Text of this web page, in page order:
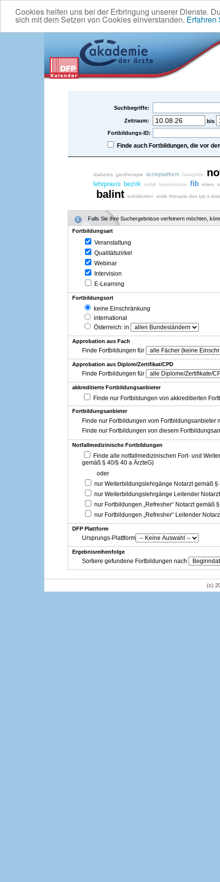
Cookies helfen uns bei der Erbringung unserer Dienste.
sich mit dem Setzen von Cookies einverstanden. Erfahren
Suchbegriffe:
Zeitraum:
bis
Fortbildungs-ID:
Finde auch Fortbildungen, die vor
diabetes gentherapie ärzteplattform hämophilie
lehrpraxis bezirk notfall hyperkaliämie fib eisen
balint substitution orale therapie des typ ii
Falls Sie Ihre Suchergebnisse verfeinern möchten,
Fortbildungsart
Veranstaltung
Qualitätszirkel
Webinar
Intervision
E-Learning
Fortbildungsort
keine Einschränkung
international
Österreich: in
Approbation aus Fach
Finde Fortbildungen für
Approbation aus Diplom/Zertifikat/CPD
Finde Fortbildungen für
akkreditierte Fortbildungsanbieter
Finde nur Fortbildungen von akkreditierten
Fortbildungsanbieter
Finde nur Fortbildungen vom Fortbildungsanbieter
Finde nur Fortbildungen von diesem
Notfallmedizinische Fortbildungen
Finde alle notfallmedizinischen Fort- und
gemäß § 40/§ 40 a ÄrzteG)
oder
nur Weiterbildungslehrgänge Notarzt gemäß §
nur Weiterbildungslehrgänge Leitender
nur Fortbildungen „Refresher“ Notarzt gemäß
nur Fortbildungen „Refresher“ Leitender
DFP Plattform
Ursprungs-Plattform
Ergebnisreihenfolge
Sortiere gefundene Fortbildungen nach
(c)